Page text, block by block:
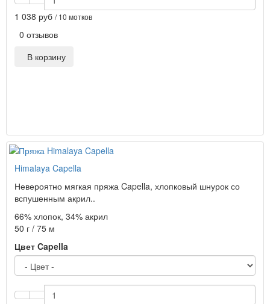
1 038 руб / 10 мотков
0 отзывов
В корзину
Himalaya Capella
Невероятно мягкая пряжа Capella, хлопковый шнурок со
вспушенным акрил..
66% хлопок, 34% акрил
50 г / 75 м
Цвет Capella